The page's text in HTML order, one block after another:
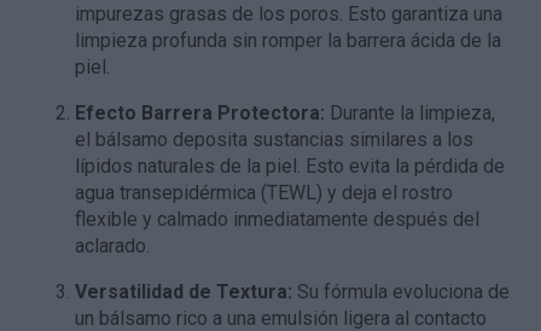
impurezas grasas de los poros. Esto garantiza una
limpieza profunda sin romper la barrera ácida de la
piel.
Efecto Barrera Protectora: Durante la limpieza,
el bálsamo deposita sustancias similares a los
lípidos naturales de la piel. Esto evita la pérdida de
agua transepidérmica (TEWL) y deja el rostro
flexible y calmado inmediatamente después del
aclarado.
Versatilidad de Textura: Su fórmula evoluciona de
un bálsamo rico a una emulsión ligera al contacto